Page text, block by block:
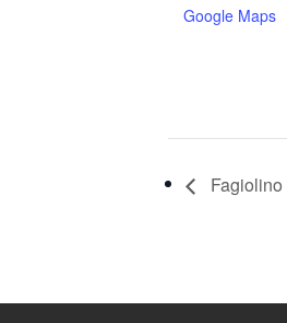
Google Maps
Fagiolino